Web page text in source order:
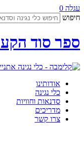
עגלה 0
חיפוש
ספר סוד
אודותינו
כלי נגינה
סדנאות וחוויות
מדריכים
צרו קשר